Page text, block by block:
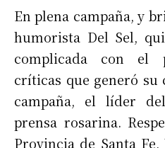
En plena campaña, y
humorista Del Sel,
complicada con el
críticas que generó
campaña, el líder
prensa rosarina.
Provincia de Santa